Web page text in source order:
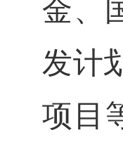
金、
发计
项目